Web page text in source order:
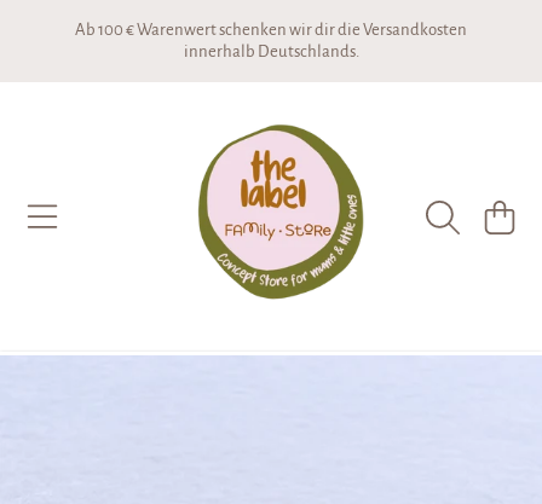
DIREKT ZUM INHALT
Ab 100 € Warenwert schenken wir dir die Versandkosten
innerhalb Deutschlands.